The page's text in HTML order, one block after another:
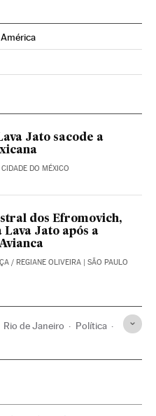
Facebook
Jato sacode a
CIDADE DO MÉXICO
dos Efromovich,
Lava Jato após a
/ REGIANE OLIVEIRA | SÃO PAULO
Rio de Janeiro Política
judicial